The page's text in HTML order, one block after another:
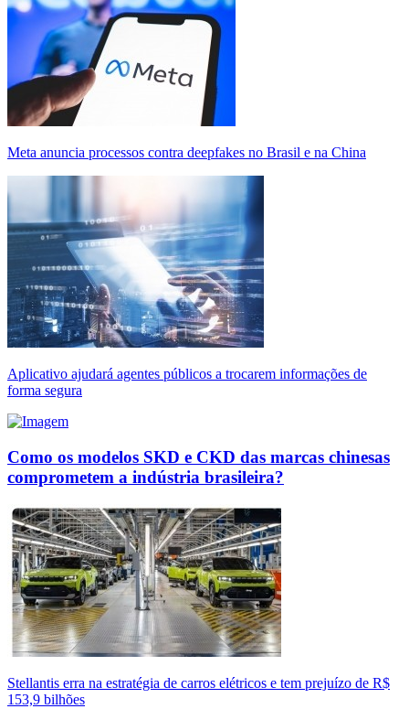
Meta anuncia processos contra deepfakes no Brasil e na China
Aplicativo ajudará agentes públicos a trocarem informações de
forma segura
Como os modelos SKD e CKD das marcas chinesas
comprometem a indústria brasileira?
Stellantis erra na estratégia de carros elétricos e tem prejuízo de R$
153,9 bilhões